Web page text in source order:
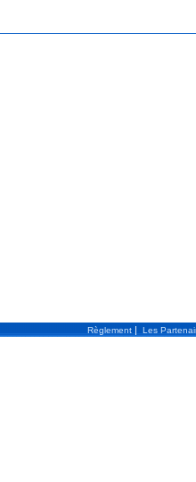
Règlement | Les